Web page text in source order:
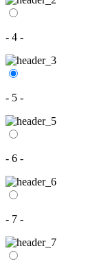
- 4 -
- 5 -
- 6 -
- 7 -